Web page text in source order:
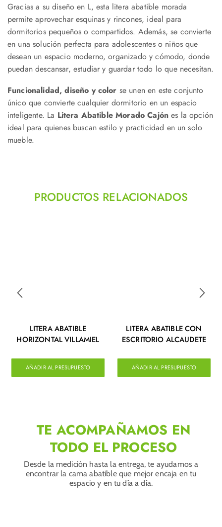
Gracias a su diseño en L, esta litera abatible morada
permite aprovechar esquinas y rincones, ideal para
dormitorios pequeños o compartidos. Además, se convierte
en una solución perfecta para adolescentes o niños que
desean un espacio moderno, organizado y cómodo, donde
puedan descansar, estudiar y guardar todo lo que necesitan.
Funcionalidad, diseño y color se unen en este conjunto
único que convierte cualquier dormitorio en un espacio
inteligente. La Litera Abatible Morado Cajón es la opción
ideal para quienes buscan estilo y practicidad en un solo
mueble.
PRODUCTOS RELACIONADOS
LITERA ABATIBLE
HORIZONTAL VILLAMIEL
AÑADIR AL PRESUPUESTO
LITERA ABATIBLE CON
ESCRITORIO ALCAUDETE
AÑADIR AL PRESUPUESTO
TE ACOMPAÑAMOS EN
TODO EL PROCESO
Desde la medición hasta la entrega, te ayudamos a
encontrar la cama abatible que mejor encaja en tu
espacio y en tu día a día.